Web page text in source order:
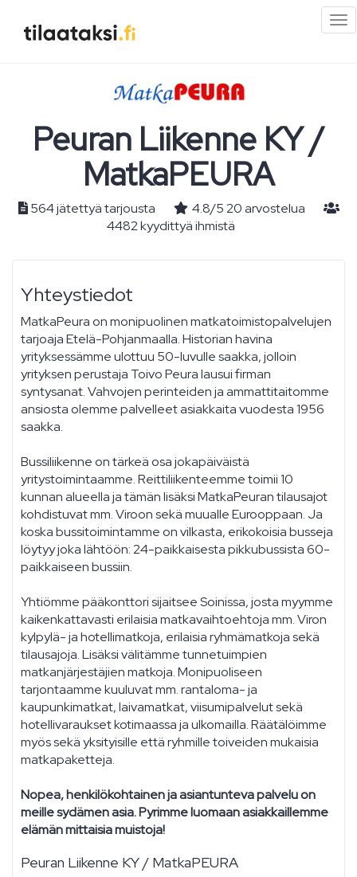
Peuran Liikenne KY /
MatkaPEURA
564 jätettyä tarjousta 4.8/520arvostelua
4482 kyydittyä ihmistä
Yhteystiedot
MatkaPeura on monipuolinen matkatoimistopalvelujen
tarjoaja Etelä-Pohjanmaalla. Historian havina
yrityksessämme ulottuu 50-luvulle saakka, jolloin
yrityksen perustaja Toivo Peura lausui firman
syntysanat. Vahvojen perinteiden ja ammattitaitomme
ansiosta olemme palvelleet asiakkaita vuodesta 1956
saakka.
Bussiliikenne on tärkeä osa jokapäiväistä
yritystoimintaamme. Reittiliikenteemme toimii 10
kunnan alueella ja tämän lisäksi MatkaPeuran tilausajot
kohdistuvat mm. Viroon sekä muualle Eurooppaan. Ja
koska bussitoimintamme on vilkasta, erikokoisia busseja
löytyy joka lähtöön: 24-paikkaisesta pikkubussista 60-
paikkaiseen bussiin.
Yhtiömme pääkonttori sijaitsee Soinissa, josta myymme
kaikenkattavasti erilaisia matkavaihtoehtoja mm. Viron
kylpylä- ja hotellimatkoja, erilaisia ryhmämatkoja sekä
tilausajoja. Lisäksi välitämme tunnetuimpien
matkanjärjestäjien matkoja. Monipuoliseen
tarjontaamme kuuluvat mm. rantaloma- ja
kaupunkimatkat, laivamatkat, viisumipalvelut sekä
hotellivaraukset kotimaassa ja ulkomailla. Räätälöimme
myös sekä yksityisille että ryhmille toiveiden mukaisia
matkapaketteja.
Nopea, henkilökohtainen ja asiantunteva palvelu on
meille sydämen asia. Pyrimme luomaan asiakkaillemme
elämän mittaisia muistoja!
Peuran Liikenne KY / MatkaPEURA